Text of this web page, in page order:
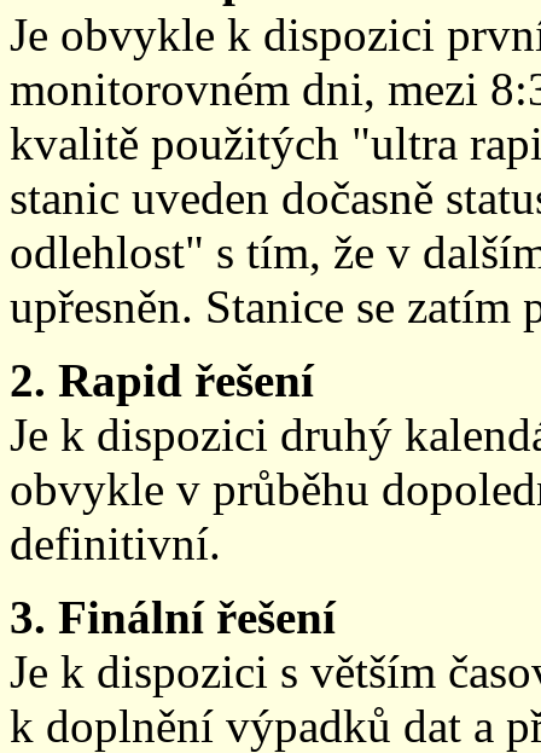
Je obvykle k dispozici
monitorovném dni, mezi
kvalitě použitých "ultra
stanic uveden dočasně
odlehlost" s tím, že v
upřesněn. Stanice se zatím
2. Rapid řešení
Je k dispozici druhý
obvykle v průběhu
definitivní.
3. Finální řešení
Je k dispozici s větším
k doplnění výpadků dat a